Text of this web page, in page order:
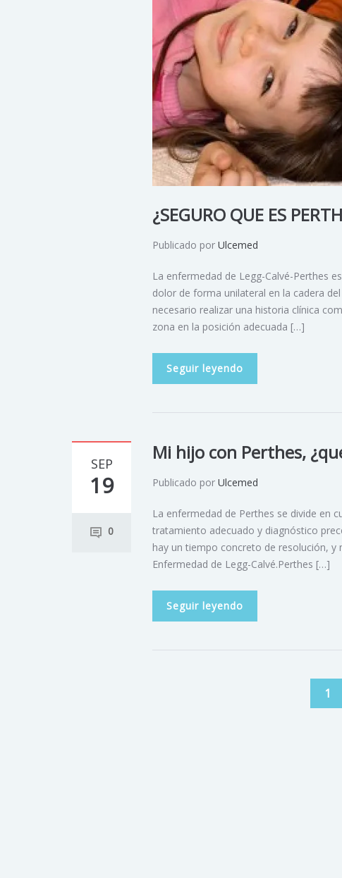
¿SEGURO QUE ES
Publicado por Ulcemed
La enfermedad de Legg-Calvé-Perthes
dolor de forma unilateral en la cadera
necesario realizar una historia clínica
zona en la posición adecuada […]
Seguir leyendo
SEP
19
0
Mi hijo con Perthes,
Publicado por Ulcemed
La enfermedad de Perthes se divide en
tratamiento adecuado y diagnóstico
hay un tiempo concreto de resolución,
Enfermedad de Legg-Calvé.Perthes […]
Seguir leyendo
1